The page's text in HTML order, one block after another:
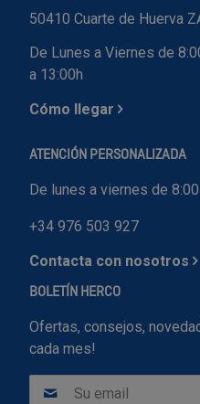
50410 Cuarte de Huerva
De Lunes a Viernes de
a 13:00h
Cómo llegar
ATENCIÓN PERSONALIZADA
De lunes a viernes de
+34 976 503 927
Contacta con nosotros
BOLETÍN HERCO
Ofertas, consejos,
cada mes!